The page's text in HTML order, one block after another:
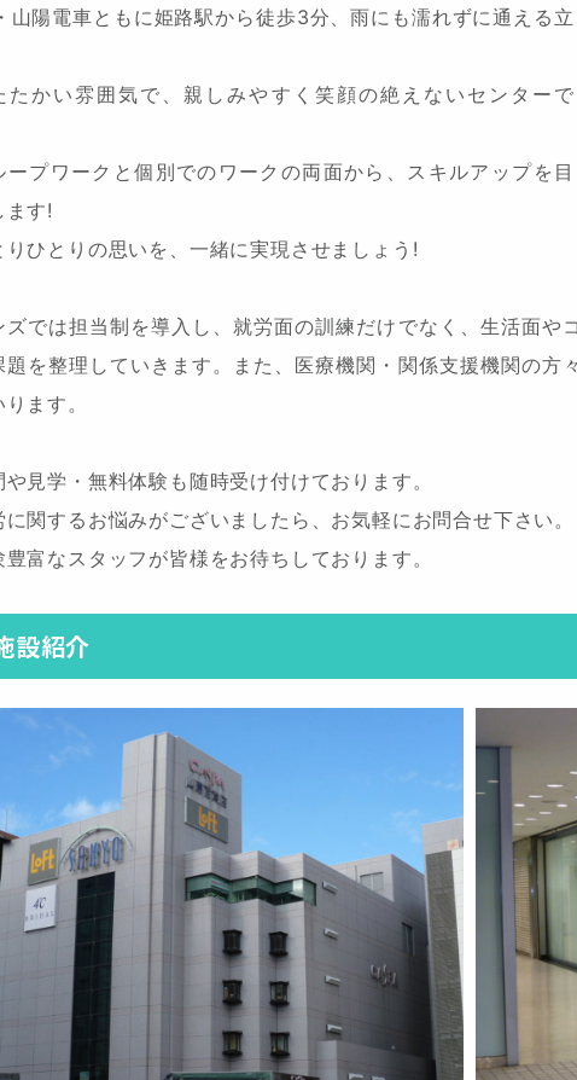
山陽電車ともに姫路駅から徒歩3分、雨にも濡れずに通える立
たかい雰囲気で、親しみやすく笑顔の絶えないセンターで
ープワークと個別でのワークの両面から、スキルアップを目
ます!
りひとりの思いを、一緒に実現させましょう!
ズでは担当制を導入し、就労面の訓練だけでなく、生活面や
題を整理していきます。また、医療機関・関係支援機関の方
ます。
や見学・無料体験も随時受け付けております。
に関するお悩みがございましたら、お気軽にお問合せ下さい。
豊富なスタッフが皆様をお待ちしております。
設紹介